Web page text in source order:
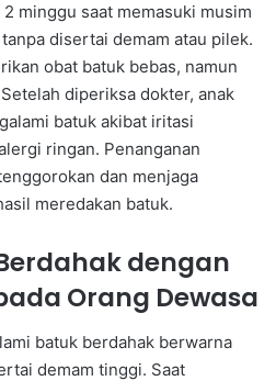
minggu saat memasuki musim
disertai demam atau pilek.
obat batuk bebas, namun
diperiksa dokter, anak
batuk akibat iritasi
ringan. Penanganan
dan menjaga
meredakan batuk.
dengan
Orang Dewasa
batuk berdahak berwarna
demam tinggi. Saat